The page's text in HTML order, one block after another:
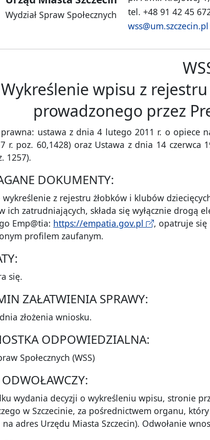
Wydział Spraw Społecznych
tel. +48 91 42 45
wss@um.szczecin.pl
Wykreślenie wpisu z
prowadzonego przez
ustawa z dnia 4 lutego 2011 r. o opiece
r. poz. 60,1428) oraz Ustawa z dnia 14
1257).
DOKUMENTY:
wykreślenie z rejestru żłobków i klubów
ich zatrudniających, składa się wyłącznie drogą
Emp@tia: https://empatia.gov.pl
, opatruje
profilem zaufanym.
się.
ZAŁATWIENIA SPRAWY:
złożenia wniosku.
ODPOWIEDZIALNA:
Społecznych (WSS)
ODWOŁAWCZY:
wydania decyzji o wykreśleniu wpisu, stronie
w Szczecinie, za pośrednictwem organu,
adres Urzędu Miasta Szczecin). Odwołanie